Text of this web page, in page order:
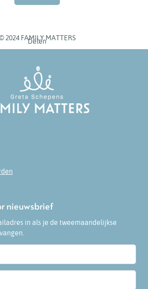
2024 FAMILY MATTERS
Delen
nieuwsbrief
in als je de tweemaandelijkse